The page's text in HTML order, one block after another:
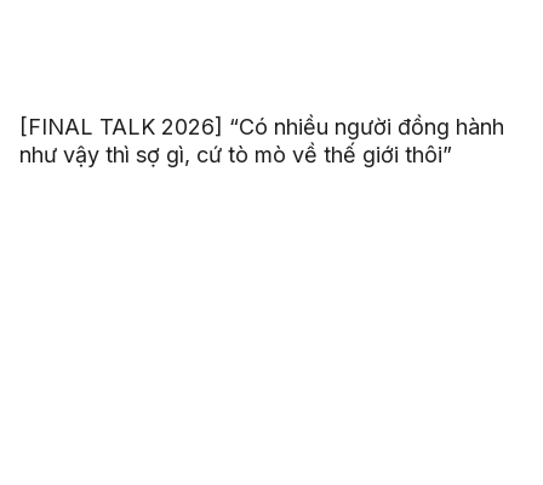
[FINAL TALK 2026] “Có nhiều người đồng hành
như vậy thì sợ gì, cứ tò mò về thế giới thôi”